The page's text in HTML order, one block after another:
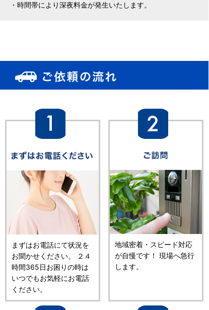
・時間帯により深夜料金が発生いたします。
まずはお電話にて状況を
お聞かせください。 ２４
時間365日お困りの時は
いつでもお気軽にお電話
ください。
地域密着・スピード対応
が自慢です！ 現場へ急行
します。